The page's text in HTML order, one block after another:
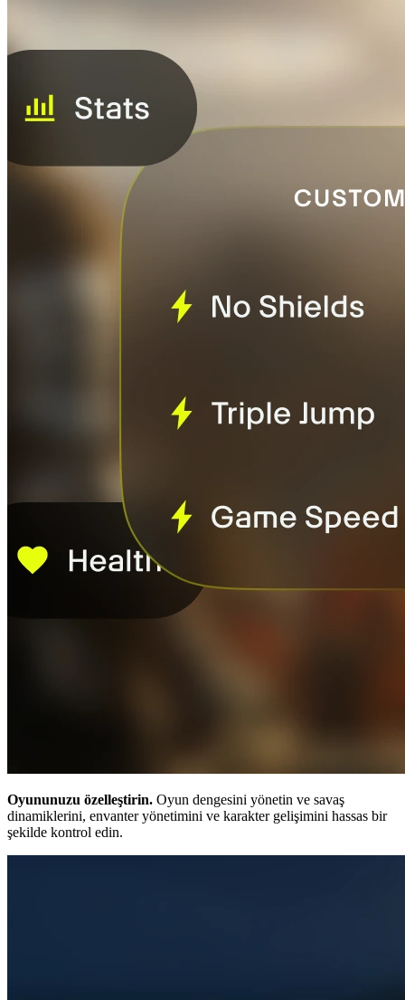
Oyununuzu özelleştirin. Oyun dengesini yönetin ve savaş
dinamiklerini, envanter yönetimini ve karakter gelişimini hassas bir
şekilde kontrol edin.